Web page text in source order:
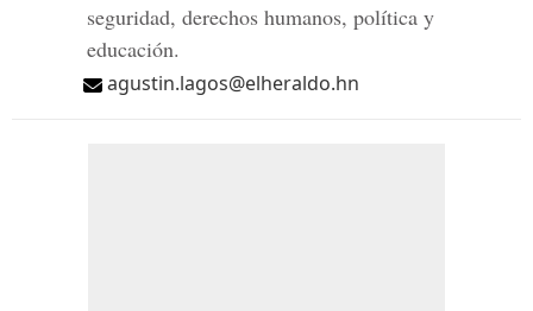
seguridad, derechos humanos, política y
educación.
agustin.lagos@elheraldo.hn